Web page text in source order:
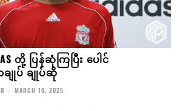
တို့ ပြန်ဆုံကြပြီး ပေါင်
ချုပ် ချုပ်ဆို
- MARCH 10, 2025